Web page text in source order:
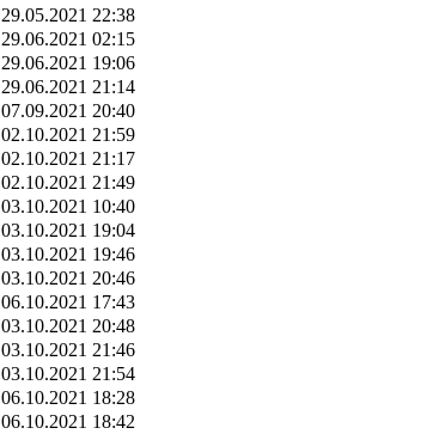
29.05.2021 22:38
29.06.2021 02:15
29.06.2021 19:06
29.06.2021 21:14
07.09.2021 20:40
02.10.2021 21:59
02.10.2021 21:17
02.10.2021 21:49
03.10.2021 10:40
03.10.2021 19:04
03.10.2021 19:46
03.10.2021 20:46
06.10.2021 17:43
03.10.2021 20:48
03.10.2021 21:46
03.10.2021 21:54
06.10.2021 18:28
06.10.2021 18:42